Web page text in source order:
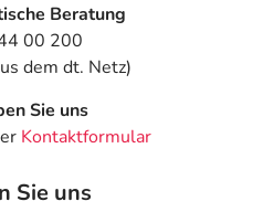
Beratung
00 200
dem dt. Netz)
Sie uns
Kontaktformular
Sie uns